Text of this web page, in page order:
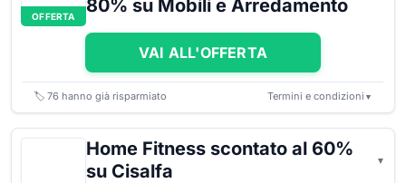
OFFERTA
80% su Mobili e Arredamento
VAI ALL'OFFERTA
🏷️ 76 hanno già risparmiato Termini e condizioni ▼
Home Fitness scontato al 60%
su Cisalfa